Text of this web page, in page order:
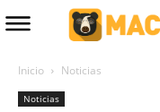
Inicio Noticias
Noticias